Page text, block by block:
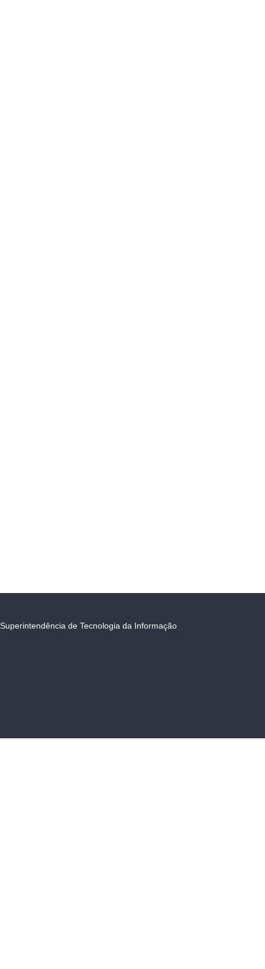
Superintendência de Tecnologia da Informação